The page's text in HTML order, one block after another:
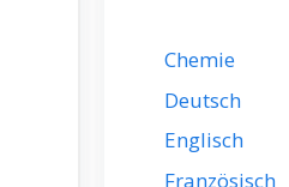
Chemie
Deutsch
Englisch
Französisch